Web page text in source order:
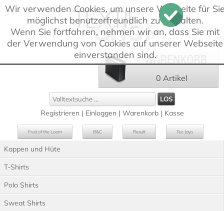
Wir verwenden Cookies, um unsere Webseite für
möglichst benutzerfreundlich zu gestalten.
Wenn Sie fortfahren, nehmen wir an, dass Sie mit
der Verwendung von Cookies auf unserer Webseite
einverstanden sind.
Registrieren | Einloggen | Warenkorb| Kasse
0 Artikel
Fruit of the Loom B&C Result Tee Jays
Kappen und Hüte
T-Shirts
Polo Shirts
Sweat Shirts